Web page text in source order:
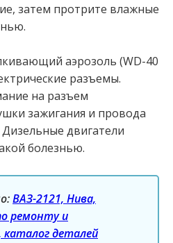
затем протрите влажные
аэрозоль (WD-40
разъемы.
на разъем
зажигания и провода
двигатели
болезнью.
ВАЗ-2121, Нива,
ремонту и
каталог деталей